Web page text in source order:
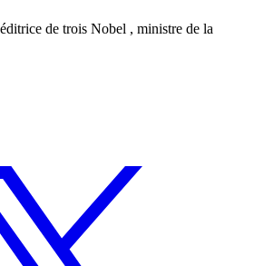
de trois Nobel , ministre de la